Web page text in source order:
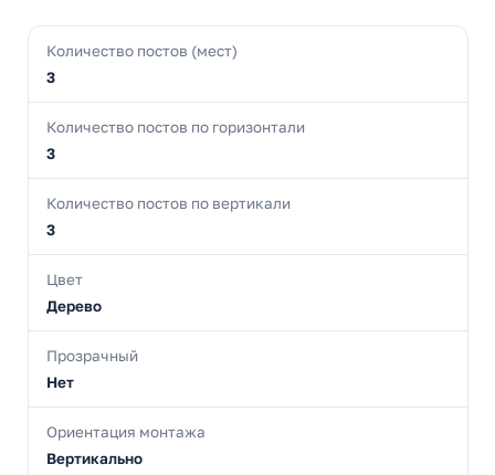
Количество постов (мест)
3
Количество постов по горизонтали
3
Количество постов по вертикали
3
Цвет
Дерево
Прозрачный
Нет
Ориентация монтажа
Вертикально